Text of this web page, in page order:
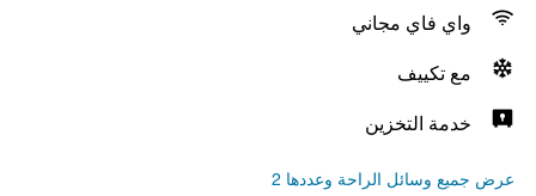
واي فاي مجاني
مع تكييف
خدمة التخزين
عرض جميع وسائل الراحة وعددها 2